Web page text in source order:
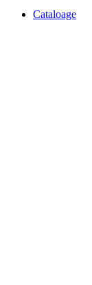
Cataloage